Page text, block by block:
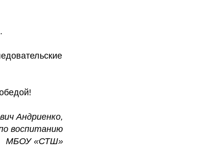
Андриенко,
воспитанию
МБОУ «СТШ»